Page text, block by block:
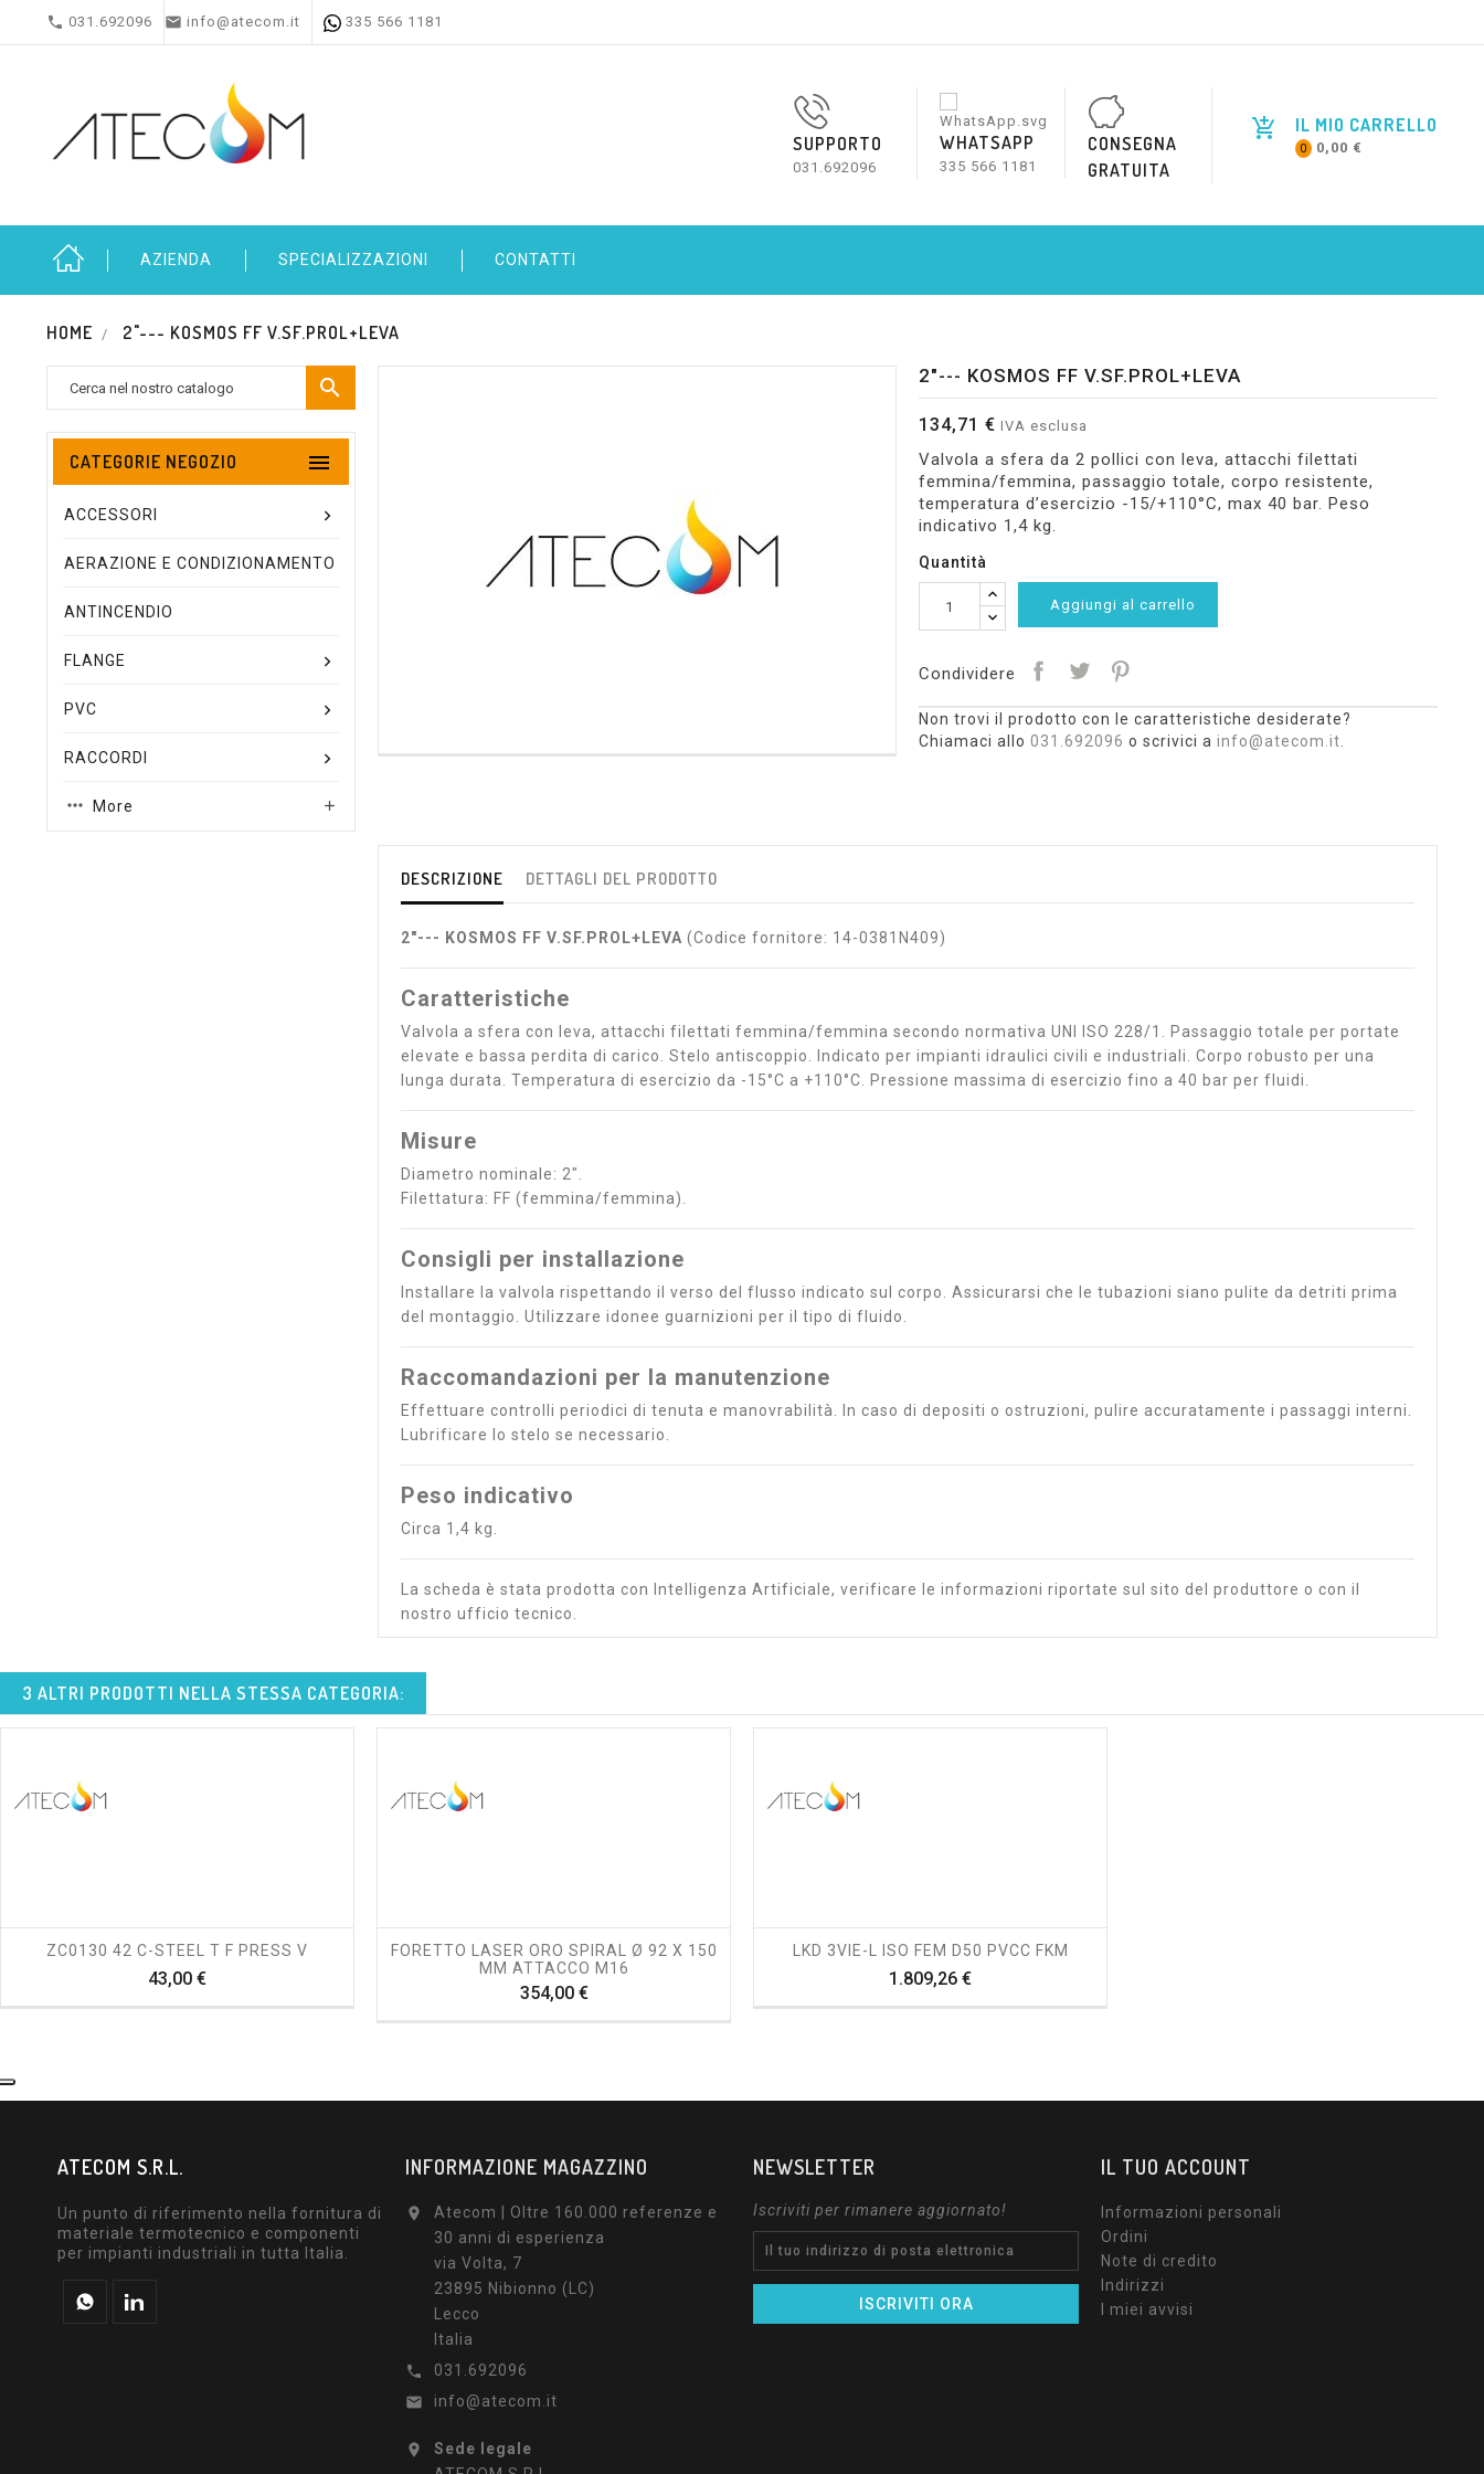
 031.692096  info@atecom.it 335 566 1181
IL MIO CARRELLO
0 0,00 €
SUPPORTO
031.692096
WHATSAPP
335 566 1181
CONSEGNA
GRATUITA
AZIENDA SPECIALIZZAZIONI CONTATTI
HOME 2"--- KOSMOS FF V.SF.PROL+LEVA

CATEGORIE NEGOZIO 
ACCESSORI
AERAZIONE E CONDIZIONAMENTO
ANTINCENDIO
FLANGE
PVC
RACCORDI
More 
2"--- KOSMOS FF V.SF.PROL+LEVA
134,71 € IVA esclusa
Valvola a sfera da 2 pollici con leva, attacchi filettati
femmina/femmina, passaggio totale, corpo resistente,
temperatura d’esercizio -15/+110°C, max 40 bar. Peso
indicativo 1,4 kg.
Quantità
Aggiungi al carrello
Condividere
Non trovi il prodotto con le caratteristiche desiderate?
Chiamaci allo 031.692096 o scrivici a info@atecom.it
DESCRIZIONE DETTAGLI DEL PRODOTTO
2"--- KOSMOS FF V.SF.PROL+LEVA (Codice fornitore: 14-0381N409)
Caratteristiche
Valvola a sfera con leva, attacchi filettati femmina/femmina secondo normativa UNI ISO 228/1. Passaggio totale per portate
elevate e bassa perdita di carico. Stelo antiscoppio. Indicato per impianti idraulici civili e industriali. Corpo robusto per una
lunga durata. Temperatura di esercizio da -15°C a +110°C. Pressione massima di esercizio fino a 40 bar per fluidi.
Misure
Diametro nominale: 2".
Filettatura: FF (femmina/femmina).
Consigli per installazione
Installare la valvola rispettando il verso del flusso indicato sul corpo. Assicurarsi che le tubazioni siano pulite da detriti prima
del montaggio. Utilizzare idonee guarnizioni per il tipo di fluido.
Raccomandazioni per la manutenzione
Effettuare controlli periodici di tenuta e manovrabilità. In caso di depositi o ostruzioni, pulire accuratamente i passaggi interni.
Lubrificare lo stelo se necessario.
Peso indicativo
Circa 1,4 kg.
La scheda è stata prodotta con Intelligenza Artificiale, verificare le informazioni riportate sul sito del produttore o con il
nostro ufficio tecnico.
3 ALTRI PRODOTTI NELLA STESSA CATEGORIA:
ZC0130 42 C-STEEL T F PRESS V
43,00 €Prezzo
FORETTO LASER ORO SPIRAL Ø 92 X 150
MM ATTACCO M16
354,00 €Prezzo
LKD 3VIE-L ISO FEM D50 PVCC FKM
1.809,26 €Prezzo
ATECOM S.R.L.
Un punto di riferimento nella fornitura di
materiale termotecnico e componenti
per impianti industriali in tutta Italia.
INFORMAZIONE MAGAZZINO

Atecom | Oltre 160.000 referenze e
30 anni di esperienza
via Volta, 7
23895 Nibionno (LC)
Lecco
Italia

031.692096

info@atecom.it

Sede legale
NEWSLETTER
Iscriviti per rimanere aggiornato!
IL TUO ACCOUNT
Informazioni personali
Ordini
Note di credito
Indirizzi
I miei avvisi